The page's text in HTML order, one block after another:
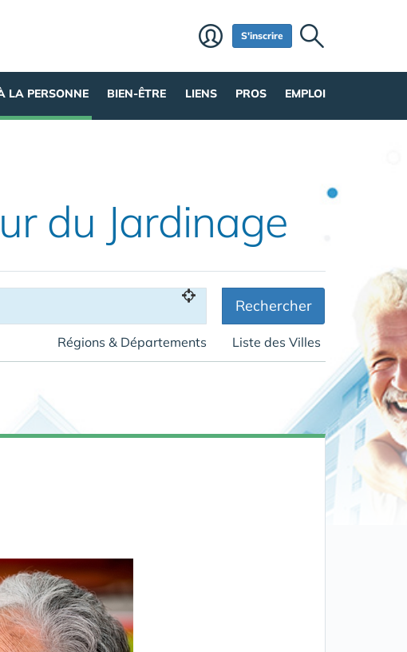
S'inscrire
LA PERSONNE BIEN-ÊTRE LIENS PROS EMPLOI
du Jardinage
Rechercher
Régions & Départements Liste des Villes